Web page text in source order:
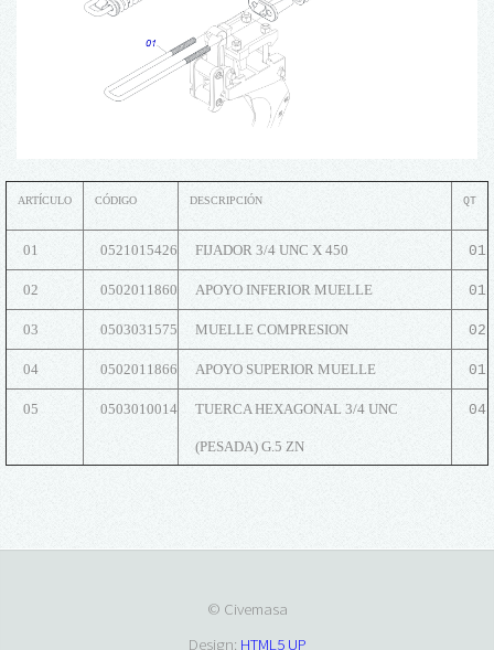
ARTÍCULO CÓDIGO DESCRIPCIÓN QT
01 0521015426 FIJADOR 3/4 UNC X 450 01
02 0502011860 APOYO INFERIOR MUELLE 01
03 0503031575 MUELLE COMPRESION 02
04 0502011866 APOYO SUPERIOR MUELLE 01
05 0503010014 TUERCA HEXAGONAL 3/4 UNC
(PESADA) G.5 ZN
04
© Civemasa
Design: HTML5 UP